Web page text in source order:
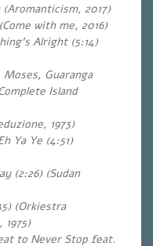
2017)
with me, 2016)
Alright (5:14)
Guaranga
Island
1973)
Ya Ye (4:51)
(2:26) (Sudan
(Orkiestra
1975)
to Never Stop feat.